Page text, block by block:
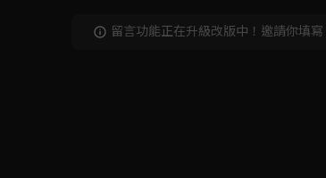
留言功能正在升級改版中！邀請你填寫